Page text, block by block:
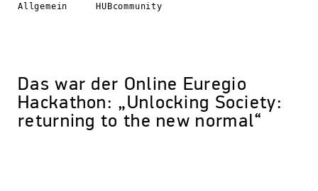
Allgemein HUBcommunity
Das war der Online Euregio
Hackathon: „Unlocking Society:
returning to the new normal“